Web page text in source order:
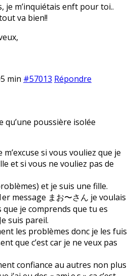
je m’inquiétais enft pour toi..
va bien!!
min #57013 Répondre
qu’une poussière isolée
m’excuse si vous vouliez que je
et si vous ne vouliez pas de
et je suis une fille.
message まお〜さん je voulais
que je comprends que tu es
suis pareil.
les problèmes donc je les fuis
que c’est car je ne veux pas
confiance au autres non plus